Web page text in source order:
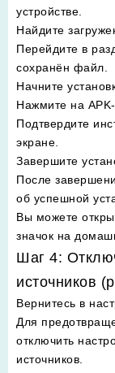
устройстве.
Найдите
Перейдите в
сохранён файл.
Начните
Нажмите на
Подтвердите
экране.
Завершите
После
об успешной
Вы можете
значок на
Шаг 4:
источников
Вернитесь в
Для
отключить
источников.